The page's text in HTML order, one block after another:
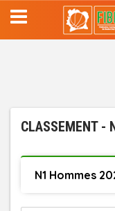
Aller
au
contenu
CLASSEMENT -
N1 Hommes